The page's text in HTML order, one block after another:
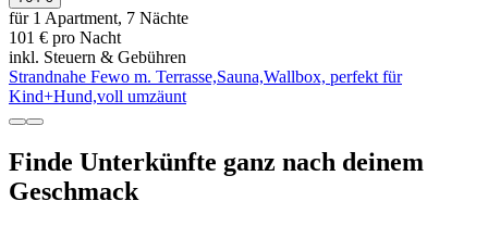
für 1 Apartment, 7 Nächte
101 € pro Nacht
inkl. Steuern & Gebühren
Strandnahe Fewo m. Terrasse,Sauna,Wallbox, perfekt für
Kind+Hund,voll umzäunt
Finde Unterkünfte ganz nach deinem
Geschmack